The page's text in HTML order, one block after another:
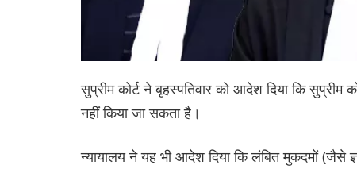
सुप्रीम कोर्ट ने बृहस्पतिवार को आदेश दिया कि
नहीं किया जा सकता है।
न्यायालय ने यह भी आदेश दिया कि लंबित मुकदमों (जैसे